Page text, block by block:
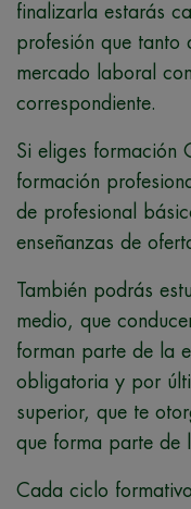
finalizarla estarás
profesión que tanto
mercado laboral
correspondiente.
Si eliges formación
formación
de profesional
enseñanzas de
También podrás
medio, que
forman parte de la
obligatoria y por
superior, que te
que forma parte de
Cada ciclo